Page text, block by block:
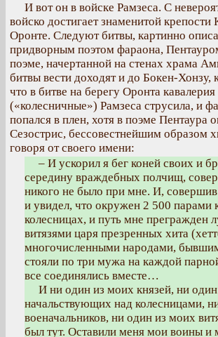
И вот он в войске Рамзеса. С
войско достигает знаменитой крепости
Оронте. Следуют битвы, картинно
придворным поэтом фараона,
поэме, начертанной на стенах храма
битвы вести доходят и до Бокен-Хонзу,
что в битве на берегу Оронта кавалерия
(«колесничные») Рамзеса струсила, и
попался в плен, хотя в поэме Пентаура
Сезострис, бессовестнейшим образом
говоря от своего имени:
– И ускорил я бег коней своих и
середину враждебных полчищ,
никого не было при мне. И, совершив
и увидел, что окружен 2 500 парами
колесницах, и путь мне прегражден
витязями царя презренных хита
многочисленными народами,
стояли по три мужа на каждой
все соединялись вместе…
И ни один из моих князей, ни
начальствующих над колесницами,
военачальников, ни один из моих
был тут. Оставили меня мои воины и